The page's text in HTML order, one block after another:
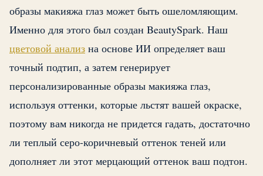
образы макияжа глаз может быть ошеломляющим.
Именно для этого был создан BeautySpark. Наш
цветовой анализ на основе ИИ определяет ваш
точный подтип, а затем генерирует
персонализированные образы макияжа глаз,
используя оттенки, которые льстят вашей окраске,
поэтому вам никогда не придется гадать, достаточно
ли теплый серо-коричневый оттенок теней или
дополняет ли этот мерцающий оттенок ваш подтон.